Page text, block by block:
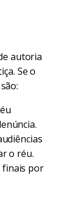
autoria
Se o
o réu.
finais por